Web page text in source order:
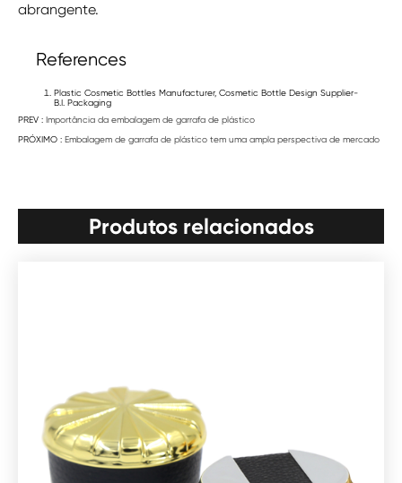
abrangente.
References
Plastic Cosmetic Bottles Manufacturer, Cosmetic Bottle Design Supplier-
B.I. Packaging
PREV : Importância da embalagem de garrafa de plástico
PRÓXIMO : Embalagem de garrafa de plástico tem uma ampla perspectiva de mercado
Produtos relacionados